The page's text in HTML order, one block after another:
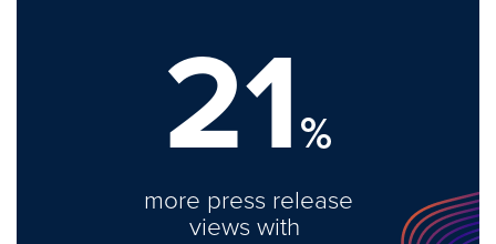
21%
more press release
views with